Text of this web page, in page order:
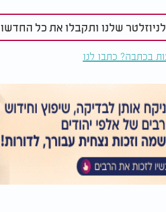
לא מחמיץ את ההזדמנות
לתפילה אישית
לא אומר שהתפילה שלכם לא יכולה
שלנו ותקבלו את כל
בכתבה? כתבו לנו